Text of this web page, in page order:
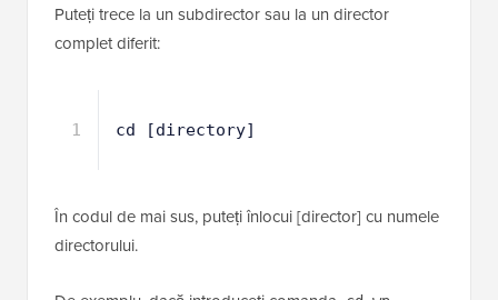
Puteți trece la un subdirector sau la un director
complet diferit:
1 cd [directory]
În codul de mai sus, puteți înlocui [director] cu numele
directorului.